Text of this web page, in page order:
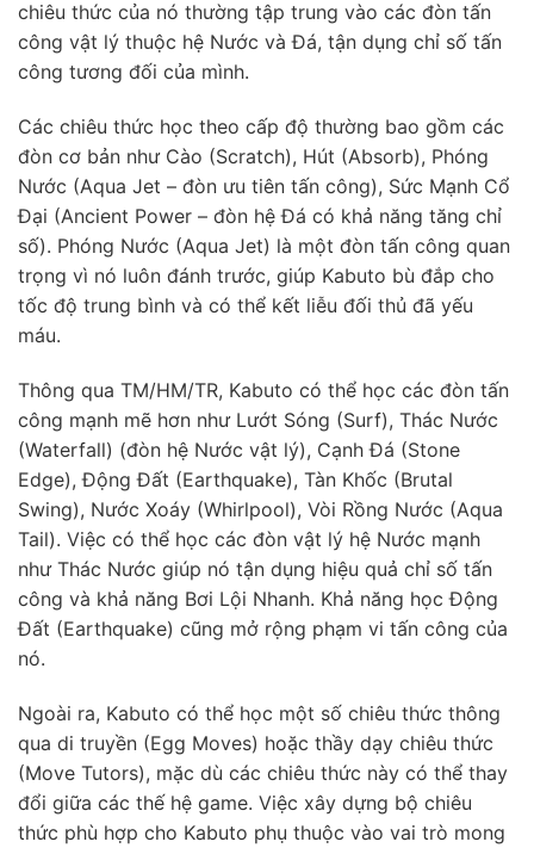
chiêu thức của nó thường tập trung vào các đòn tấn
công vật lý thuộc hệ Nước và Đá, tận dụng chỉ số tấn
công tương đối của mình.
Các chiêu thức học theo cấp độ thường bao gồm các
đòn cơ bản như Cào (Scratch), Hút (Absorb), Phóng
Nước (Aqua Jet – đòn ưu tiên tấn công), Sức Mạnh Cổ
Đại (Ancient Power – đòn hệ Đá có khả năng tăng chỉ
số). Phóng Nước (Aqua Jet) là một đòn tấn công quan
trọng vì nó luôn đánh trước, giúp Kabuto bù đắp cho
tốc độ trung bình và có thể kết liễu đối thủ đã yếu
máu.
Thông qua TM/HM/TR, Kabuto có thể học các đòn tấn
công mạnh mẽ hơn như Lướt Sóng (Surf), Thác Nước
(Waterfall) (đòn hệ Nước vật lý), Cạnh Đá (Stone
Edge), Động Đất (Earthquake), Tàn Khốc (Brutal
Swing), Nước Xoáy (Whirlpool), Vòi Rồng Nước (Aqua
Tail). Việc có thể học các đòn vật lý hệ Nước mạnh
như Thác Nước giúp nó tận dụng hiệu quả chỉ số tấn
công và khả năng Bơi Lội Nhanh. Khả năng học Động
Đất (Earthquake) cũng mở rộng phạm vi tấn công của
nó.
Ngoài ra, Kabuto có thể học một số chiêu thức thông
qua di truyền (Egg Moves) hoặc thầy dạy chiêu thức
(Move Tutors), mặc dù các chiêu thức này có thể thay
đổi giữa các thế hệ game. Việc xây dựng bộ chiêu
thức phù hợp cho Kabuto phụ thuộc vào vai trò mong